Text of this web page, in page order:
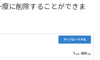
に削除することができま